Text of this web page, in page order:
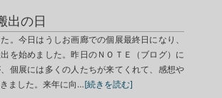
出の日
。今日はうしお画廊での個展最終日になり、
を始めました。昨日のＮＯＴＥ（ブログ）に
個展には多くの人たちが来てくれて、感想や
ました。来年に向…[続きを読む]